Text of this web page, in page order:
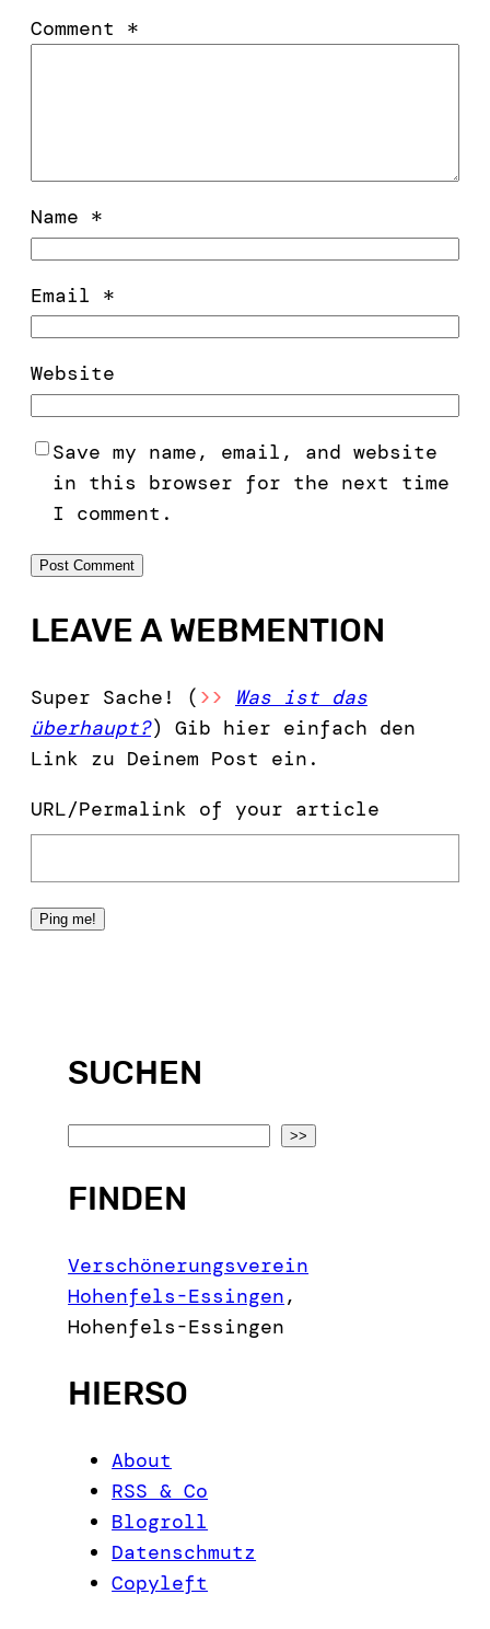
Comment *
Name *
Email *
Website
Save my name, email, and website
in this browser for the next time
I comment.
LEAVE A WEBMENTION
Super Sache! ( >>
Was ist das
überhaupt?) Gib hier einfach den
Link zu Deinem Post ein.
URL/Permalink of your article
SUCHEN
a
c
h
>>
FINDEN
Verschönerungsverein
Hohenfels-Essingen,
Hohenfels-Essingen
HIERSO
About
RSS & Co
Blogroll
Datenschmutz
Copyleft